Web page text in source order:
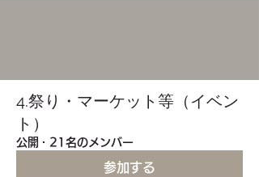
4.祭り・マーケット等（イベン
ト）
公開 · 21名のメンバー
参加する